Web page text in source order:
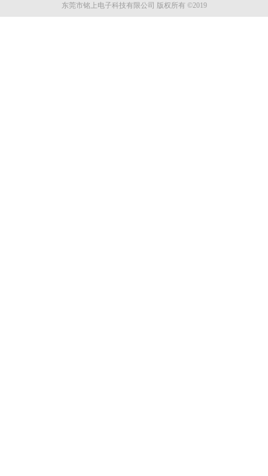
东莞市铭上电子科技有限公司 版权所有 ©2019